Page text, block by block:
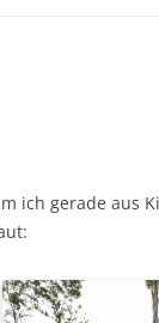
ich gerade aus